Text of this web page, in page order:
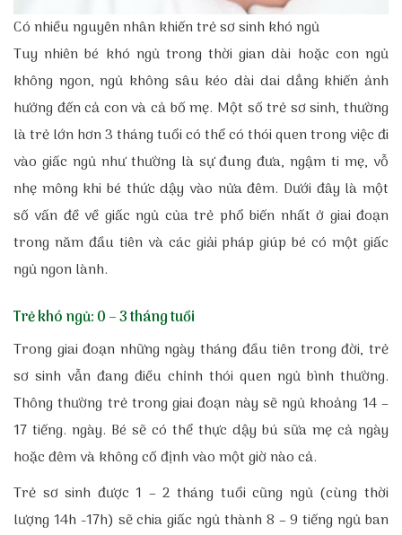
Có nhiều nguyên nhân khiến trẻ sơ sinh khó ngủ
Tuy nhiên bé khó ngủ trong thời gian dài hoặc con ngủ
không ngon, ngủ không sâu kéo dài dai dẳng khiến ảnh
hưởng đến cả con và cả bố mẹ. Một số trẻ sơ sinh, thường
là trẻ lớn hơn 3 tháng tuổi có thể có thói quen trong việc đi
vào giấc ngủ như thường là sự đung đưa, ngậm ti mẹ, vỗ
nhẹ mông khi bé thức dậy vào nửa đêm. Dưới đây là một
số vấn đề về giấc ngủ của trẻ phổ biến nhất ở giai đoạn
trong năm đầu tiên và các giải pháp giúp bé có một giấc
ngủ ngon lành.
Trẻ khó ngủ: 0 – 3 tháng tuổi
Trong giai đoạn những ngày tháng đầu tiên trong đời, trẻ
sơ sinh vẫn đang điều chỉnh thói quen ngủ bình thường.
Thông thường trẻ trong giai đoạn này sẽ ngủ khoảng 14 –
17 tiếng. ngày. Bé sẽ có thể thực dậy bú sữa mẹ cả ngày
hoặc đêm và không cố định vào một giờ nào cả.
Trẻ sơ sinh được 1 – 2 tháng tuổi cũng ngủ (cùng thời
lượng 14h -17h) sẽ chia giấc ngủ thành 8 – 9 tiếng ngủ ban